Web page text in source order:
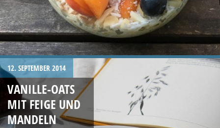
12. SEPTEMBER 2014
VANILLE-OATS
MIT FEIGE UND
MANDELN